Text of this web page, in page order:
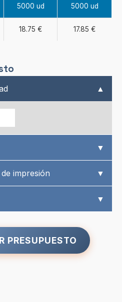
5000 ud
5000 ud
18.75 € 17.85 €
▲
▼
impresión ▼
▼
PRESUPUESTO